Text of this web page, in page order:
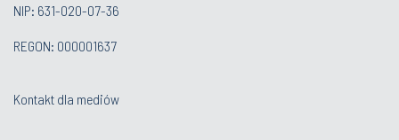
NIP: 631-020-07-36
REGON: 000001637
Kontakt dla mediów